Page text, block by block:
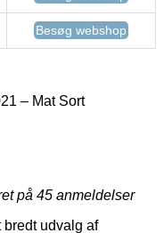
Besøg webshop
– Mat Sort
på 45 anmeldelser
udvalg af